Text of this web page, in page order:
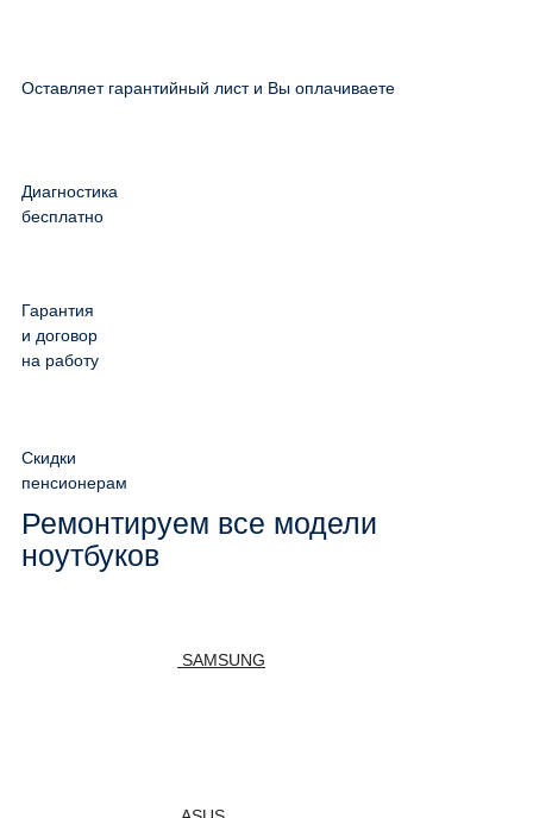
Оставляет гарантийный лист и Вы оплачиваете
Диагностика
бесплатно
Гарантия
и договор
на работу
Скидки
пенсионерам
Ремонтируем все модели
ноутбуков
SAMSUNG